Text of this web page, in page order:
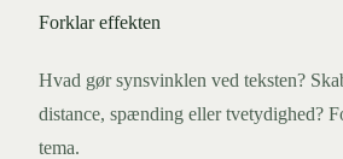
Forklar effekten
Hvad gør synsvinklen ved teksten?
distance, spænding eller tvetydighed?
tema.